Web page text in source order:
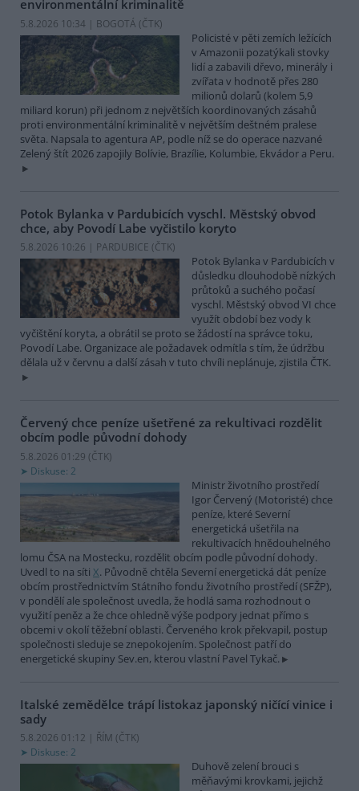
environmentální kriminalitě
5.8.2026 10:34 | BOGOTÁ (ČTK)
Policisté v pěti zemích ležících
v Amazonii pozatýkali stovky
lidí a zabavili dřevo, minerály i
zvířata v hodnotě přes 280
milionů dolarů (kolem 5,9
miliard korun) při jednom z největších koordinovaných zásahů
proti environmentální kriminalitě v největším deštném pralese
světa. Napsala to agentura AP, podle níž se do operace nazvané
Zelený štít 2026 zapojily Bolívie, Brazílie, Kolumbie, Ekvádor a Peru.
Potok Bylanka v Pardubicích vyschl. Městský obvod
chce, aby Povodí Labe vyčistilo koryto
5.8.2026 10:26 | PARDUBICE (ČTK)
Potok Bylanka v Pardubicích v
důsledku dlouhodobě nízkých
průtoků a suchého počasí
vyschl. Městský obvod VI chce
využít období bez vody k
vyčištění koryta, a obrátil se proto se žádostí na správce toku,
Povodí Labe. Organizace ale požadavek odmítla s tím, že údržbu
dělala už v červnu a další zásah v tuto chvíli neplánuje, zjistila ČTK.
Červený chce peníze ušetřené za rekultivaci rozdělit
obcím podle původní dohody
5.8.2026 01:29 (ČTK)
Diskuse: 2
Ministr životního prostředí
Igor Červený (Motoristé) chce
peníze, které Severní
energetická ušetřila na
rekultivacích hnědouhelného
lomu ČSA na Mostecku, rozdělit obcím podle původní dohody.
Uvedl to na síti X. Původně chtěla Severní energetická dát peníze
obcím prostřednictvím Státního fondu životního prostředí (SFŽP),
v pondělí ale společnost uvedla, že hodlá sama rozhodnout o
využití peněz a že chce ohledně výše podpory jednat přímo s
obcemi v okolí těžební oblasti. Červeného krok překvapil, postup
společnosti sleduje se znepokojením. Společnost patří do
energetické skupiny Sev.en, kterou vlastní Pavel Tykač.
Italské zemědělce trápí listokaz japonský ničící vinice i
sady
5.8.2026 01:12 | ŘÍM (ČTK)
Diskuse: 2
Duhově zelení brouci s
měňavými krovkami, jejichž